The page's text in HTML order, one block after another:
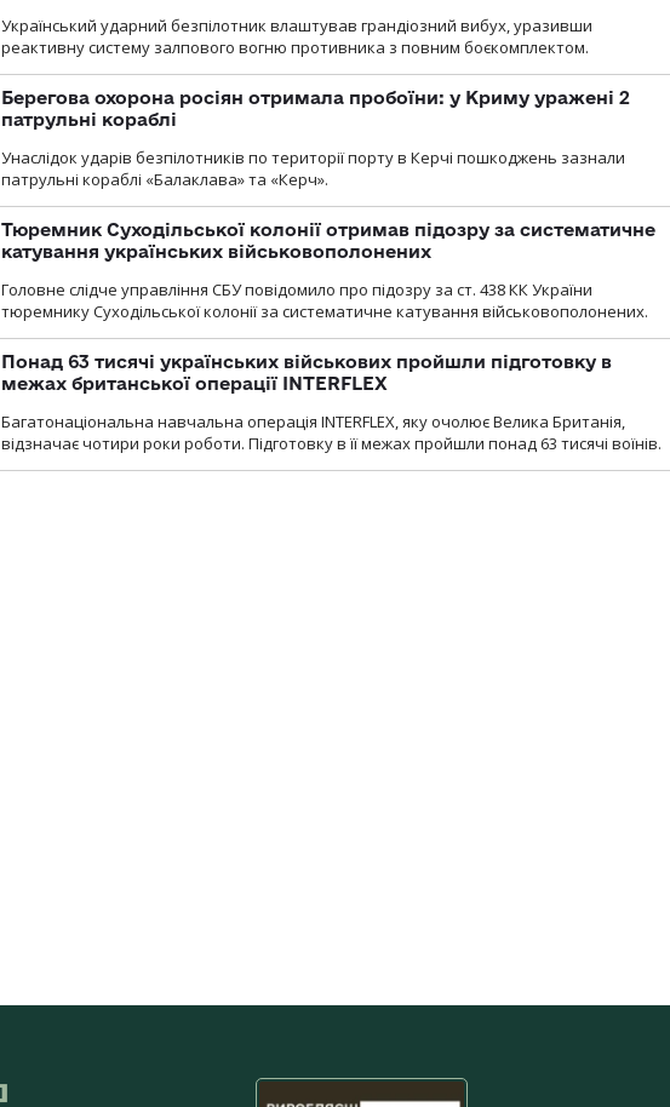
Український ударний безпілотник влаштував грандіозний вибух, уразивши
реактивну систему залпового вогню противника з повним боєкомплектом.
Берегова охорона росіян отримала пробоїни: у Криму уражені 2
патрульні кораблі
Унаслідок ударів безпілотників по території порту в Керчі пошкоджень зазнали
патрульні кораблі «Балаклава» та «Керч».
Тюремник Суходільської колонії отримав підозру за систематичне
катування українських військовополонених
Головне слідче управління СБУ повідомило про підозру за ст. 438 КК України
тюремнику Суходільської колонії за систематичне катування військовополонених.
Понад 63 тисячі українських військових пройшли підготовку в
межах британської операції INTERFLEX
Багатонаціональна навчальна операція INTERFLEX, яку очолює Велика Британія,
відзначає чотири роки роботи. Підготовку в її межах пройшли понад 63 тисячі воїнів.